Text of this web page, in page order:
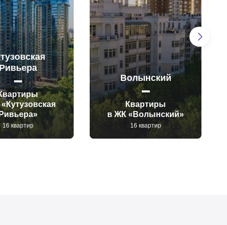
Ривьера
Ривьера»
16 квартир
Волынский
Квартиры
в ЖК «Волынский»
16 квартир